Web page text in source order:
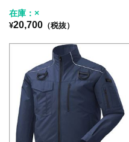
在庫：×
¥20,700 （税抜）